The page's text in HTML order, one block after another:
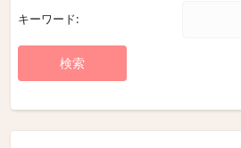
キーワード: